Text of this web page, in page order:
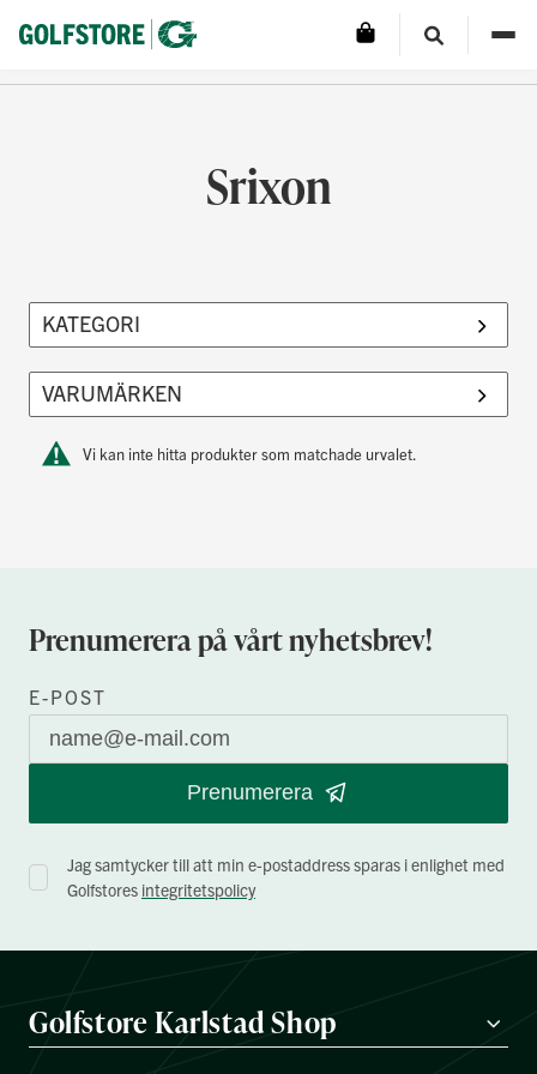
Srixon
Vi kan inte hitta produkter som matchade urvalet.
Prenumerera på vårt nyhetsbrev!
E-POST
Prenumerera
Jag samtycker till att min e-postaddress sparas i enlighet med
Golfstores integritetspolicy
Golfstore Karlstad Shop